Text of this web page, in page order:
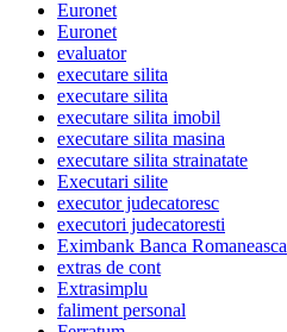
Euronet
Euronet
evaluator
executare silita
executare silita
executare silita imobil
executare silita masina
executare silita strainatate
Executari silite
executor judecatoresc
executori judecatoresti
Eximbank Banca Romaneasca
extras de cont
Extrasimplu
faliment personal